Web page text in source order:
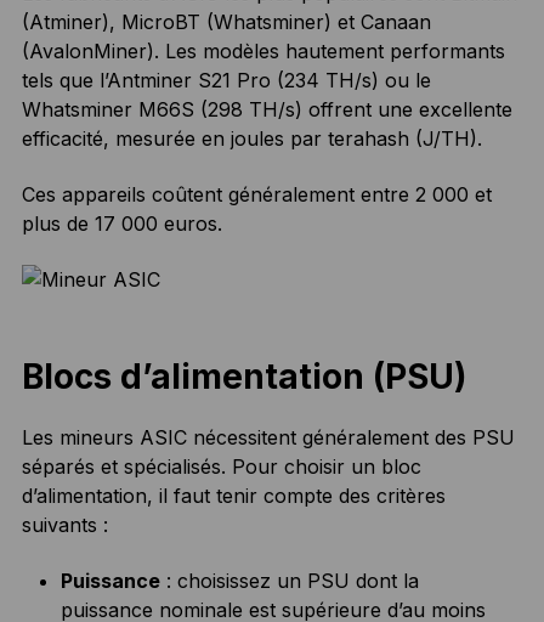
(Atminer), MicroBT (Whatsminer) et Canaan
(AvalonMiner). Les modèles hautement performants
tels que l’Antminer S21 Pro (234 TH/s) ou le
Whatsminer M66S (298 TH/s) offrent une excellente
efficacité, mesurée en joules par terahash (J/TH).
Ces appareils coûtent généralement entre 2 000 et
plus de 17 000 euros.
Blocs d’alimentation (PSU)
Les mineurs ASIC nécessitent généralement des PSU
séparés et spécialisés. Pour choisir un bloc
d’alimentation, il faut tenir compte des critères
suivants :
Puissance: choisissez un PSU dont la
puissance nominale est supérieure d’au moins